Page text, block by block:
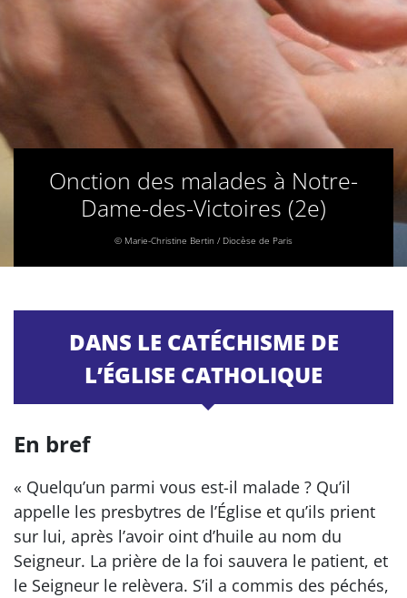
Onction des malades à Notre-
Dame-des-Victoires (2e)
© Marie-Christine Bertin / Diocèse de Paris
DANS LE CATÉCHISME DE
L’ÉGLISE CATHOLIQUE
En bref
« Quelqu’un parmi vous est-il malade ? Qu’il
appelle les presbytres de l’Église et qu’ils prient
sur lui, après l’avoir oint d’huile au nom du
Seigneur. La prière de la foi sauvera le patient, et
le Seigneur le relèvera. S’il a commis des péchés,